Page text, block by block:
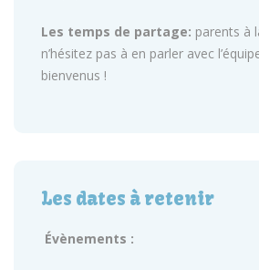
Les temps de partage: parents à
n’hésitez pas à en parler avec
bienvenus !
Les dates à retenir
Évènements :